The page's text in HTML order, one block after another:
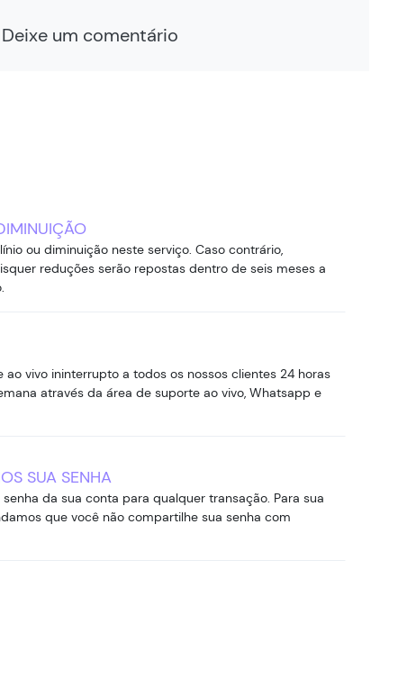
Deixe um comentário
ou diminuição neste serviço. Caso contrário,
reduções serão repostas dentro de seis meses a
vivo ininterrupto a todos os nossos clientes 24 horas
através da área de suporte ao vivo, Whatsapp e
SUA SENHA
da sua conta para qualquer transação. Para sua
que você não compartilhe sua senha com